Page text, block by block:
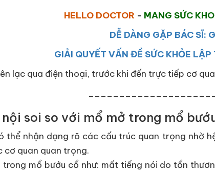
HELLO DOCTOR - MANG SỨC
DỄ DÀNG GẶP BÁC SĨ:
GIẢI QUYẾT VẤN ĐỀ SỨC KHỎE
lạc qua điện thoại, trước khi đến trực tiếp cơ
soi so với mổ mở trong mổ
thể nhận dạng rõ các cấu trúc quan trọng nhờ
cơ quan quan trọng.
mổ bướu cổ như: mất tiếng nói do tổn